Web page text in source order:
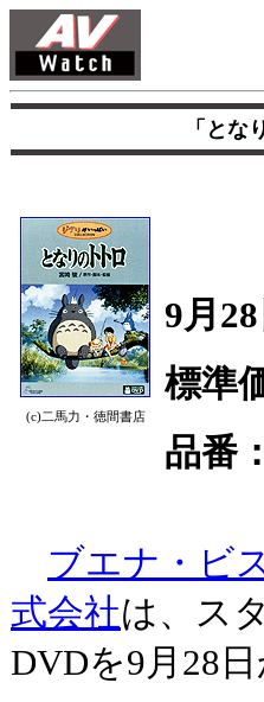
「とな
(c)二馬力・徳間書店
9月
標準
品番
ブエナ・ビ
式会社は、ス
DVDを9月28